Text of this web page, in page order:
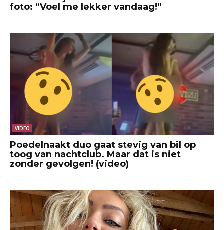
foto: “Voel me lekker vandaag!”
VIDEO
Poedelnaakt duo gaat stevig van bil op
toog van nachtclub. Maar dat is niet
zonder gevolgen! (video)